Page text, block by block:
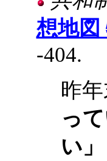
想地図
-404.
昨
っ
い」